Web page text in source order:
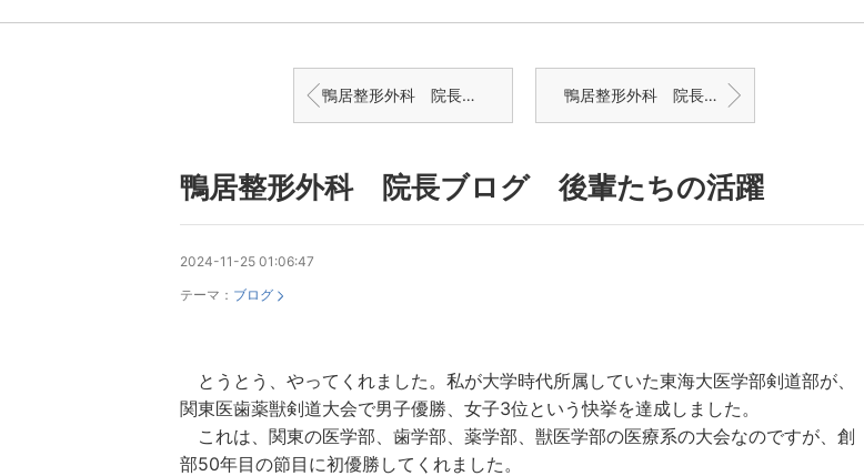
鴨居整形外科 院長ブログ 医療脱毛 鴨居整形外科 院長ブログ 頭皮の日
鴨居整形外科 院長ブログ 後輩たちの活躍
2024-11-25 01:06:47
テーマ： ブログ
とうとう、やってくれました。私が大学時代所属していた東海大医学部剣道部が、
関東医歯薬獣剣道大会で男子優勝、女子3位という快挙を達成しました。
これは、関東の医学部、歯学部、薬学部、獣医学部の医療系の大会なのですが、創
部50年目の節目に初優勝してくれました。